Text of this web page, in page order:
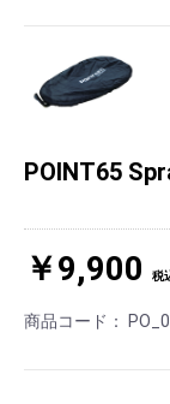
POINT65
￥9,900 税
商品コード：